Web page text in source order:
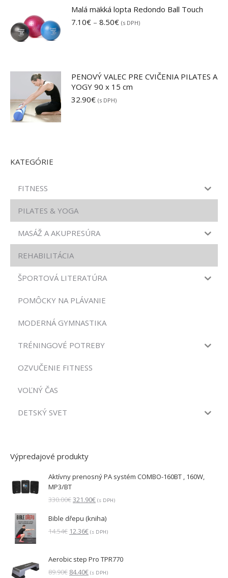
Malá mäkká lopta Redondo Ball Touch
7.10€ – 8.50€Price
(s DPH)
PENOVÝ VALEC PRE CVIČENIA PILATES A
YOGY 90 x 15 cm
32.90€ (s DPH)
KATEGÓRIE
FITNESS
PILATES & YOGA
MASÁŽ A AKUPRESÚRA
REHABILITÁCIA
ŠPORTOVÁ LITERATÚRA
POMÔCKY NA PLÁVANIE
MODERNÁ GYMNASTIKA
TRÉNINGOVÉ POTREBY
OZVUČENIE FITNESS
VOĽNÝ ČAS
DETSKÝ SVET
Výpredajové produkty
Aktívny prenosný PA systém COMBO-160BT , 160W,
MP3/BT
330.00€Pôvodná
bola:
330.00€.
321.90€Aktuálna
je:
321.90€.
(s DPH)
Bible dřepu (kniha)
14.54€ Pôvodná
14.54€.
12.36€Aktuálna
12.36€.
(s DPH)
Aerobic step Pro TPR770
89.90€ Pôvodná
84.40€Aktuálna
(s DPH)